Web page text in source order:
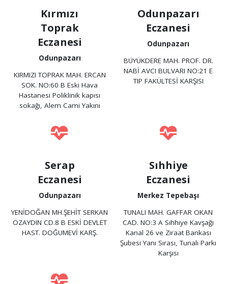
Kırmızı
Toprak
Eczanesi
Odunpazarı
KIRMIZI TOPRAK MAH. ERCAN
SOK. NO:60 B Eski Hava
Hastanesi Poliklinik kapısı
sokağı, Alem Cami Yakını
Odunpazarı
Eczanesi
Odunpazarı
BÜYÜKDERE MAH. PROF. DR.
NABİ AVCI BULVARI NO:21 E
TIP FAKÜLTESİ KARŞISI
Serap
Eczanesi
Odunpazarı
YENİDOĞAN MH.ŞEHİT SERKAN
ÖZAYDIN CD.8 B ESKİ DEVLET
HAST. DOĞUMEVİ KARŞ.
Sıhhiye
Eczanesi
Merkez Tepebaşı
TUNALI MAH. GAFFAR OKAN
CAD. NO:3 A Sıhhiye Kavşağı
Kanal 26 ve Ziraat Bankası
Şubesi Yanı Sırası, Tunalı Parkı
Karşısı